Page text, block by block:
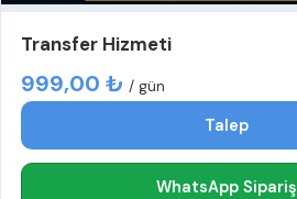
Transfer Hizmeti
999,00 ₺ / gün
Talep
WhatsApp Sipariş